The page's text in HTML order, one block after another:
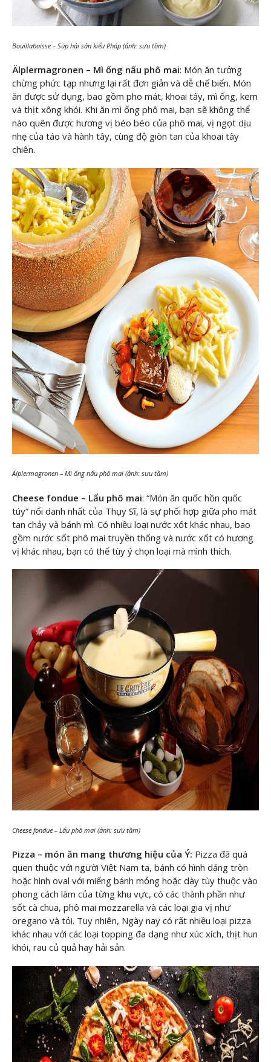
Bouillabaisse – Súp hải sản kiểu Pháp (ảnh: sưu tầm)
Älplermagronen – Mì ống nấu phô mai: Món ăn tưởng
chừng phức tạp nhưng lại rất đơn giản và dễ chế biến. Món
ăn được sử dụng, bao gồm pho mát, khoai tây, mì ống, kem
và thịt xông khói. Khi ăn mì ống phô mai, bạn sẽ không thể
nào quên được hương vị béo béo của phô mai, vị ngọt dịu
nhẹ của táo và hành tây, cùng độ giòn tan của khoai tây
chiên.
Älplermagronen – Mì ống nấu phô mai (ảnh: sưu tầm)
Cheese fondue – Lẩu phô mai: “Món ăn quốc hồn quốc
túy” nổi danh nhất của Thụy Sĩ, là sự phối hợp giữa pho mát
tan chảy và bánh mì. Có nhiều loại nước xốt khác nhau, bao
gồm nước sốt phô mai truyền thống và nước xốt có hương
vị khác nhau, bạn có thể tùy ý chọn loại mà mình thích.
Cheese fondue – Lẩu phô mai (ảnh: sưu tầm)
Pizza – món ăn mang thương hiệu của Ý: Pizza đã quá
quen thuộc với người Việt Nam ta, bánh có hình dáng tròn
hoặc hình oval với miếng bánh mỏng hoặc dày tùy thuộc vào
phong cách làm của từng khu vực, có các thành phần như
sốt cà chua, phô mai mozzarella và các loại gia vị như
oregano và tỏi. Tuy nhiên, Ngày nay có rất nhiều loại pizza
khác nhau với các loại topping đa dạng như xúc xích, thịt hun
khói, rau củ quả hay hải sản.